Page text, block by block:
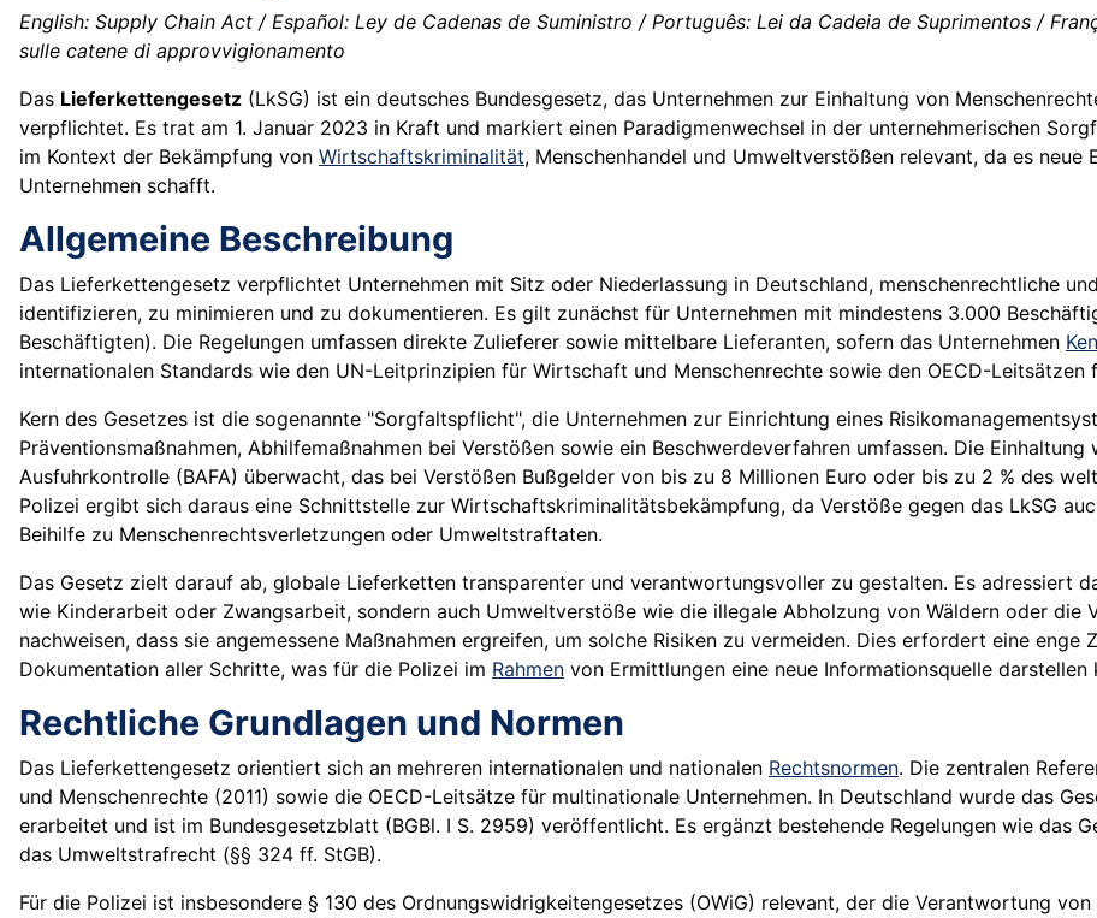
English: Supply Chain Act / Español: Ley de Cadenas de Suministro / Português: Lei da Cadeia de Suprimentos /
sulle catene di approvvigionamento
Das Lieferkettengesetz (LkSG) ist ein deutsches Bundesgesetz, das Unternehmen zur Einhaltung von
verpflichtet. Es trat am 1. Januar 2023 in Kraft und markiert einen Paradigmenwechsel in der unternehmerischen
im Kontext der Bekämpfung von Wirtschaftskriminalität, Menschenhandel und Umweltverstößen relevant, da es
Unternehmen schafft.
Allgemeine Beschreibung
Das Lieferkettengesetz verpflichtet Unternehmen mit Sitz oder Niederlassung in Deutschland, menschenrechtliche
identifizieren, zu minimieren und zu dokumentieren. Es gilt zunächst für Unternehmen mit mindestens 3.000
Beschäftigten). Die Regelungen umfassen direkte Zulieferer sowie mittelbare Lieferanten, sofern das Unternehmen
internationalen Standards wie den UN-Leitprinzipien für Wirtschaft und Menschenrechte sowie den OECD-Leitsätzen
Kern des Gesetzes ist die sogenannte "Sorgfaltspflicht", die Unternehmen zur Einrichtung eines
Präventionsmaßnahmen, Abhilfemaßnahmen bei Verstößen sowie ein Beschwerdeverfahren umfassen. Die
Ausfuhrkontrolle (BAFA) überwacht, das bei Verstößen Bußgelder von bis zu 8 Millionen Euro oder bis zu 2 % des
Polizei ergibt sich daraus eine Schnittstelle zur Wirtschaftskriminalitätsbekämpfung, da Verstöße gegen das LkSG
Beihilfe zu Menschenrechtsverletzungen oder Umweltstraftaten.
Das Gesetz zielt darauf ab, globale Lieferketten transparenter und verantwortungsvoller zu gestalten. Es adressiert
wie Kinderarbeit oder Zwangsarbeit, sondern auch Umweltverstöße wie die illegale Abholzung von Wäldern oder die
nachweisen, dass sie angemessene Maßnahmen ergreifen, um solche Risiken zu vermeiden. Dies erfordert eine
Dokumentation aller Schritte, was für die Polizei im Rahmen von Ermittlungen eine neue Informationsquelle darstellen
Rechtliche Grundlagen und Normen
Das Lieferkettengesetz orientiert sich an mehreren internationalen und nationalen Rechtsnormen. Die zentralen
und Menschenrechte (2011) sowie die OECD-Leitsätze für multinationale Unternehmen. In Deutschland wurde das
erarbeitet und ist im Bundesgesetzblatt (BGBl. I S. 2959) veröffentlicht. Es ergänzt bestehende Regelungen wie das
das Umweltstrafrecht (§§ 324 ff. StGB).
Für die Polizei ist insbesondere § 130 des Ordnungswidrigkeitengesetzes (OWiG) relevant, der die Verantwortung